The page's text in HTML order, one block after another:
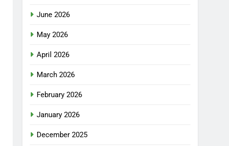
June 2026
May 2026
April 2026
March 2026
February 2026
January 2026
December 2025